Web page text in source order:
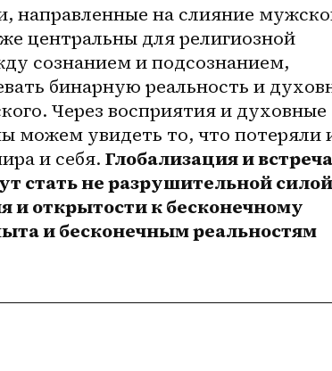
направленные на слияние
центральны для религиозной
сознанием и подсознанием,
бинарную реальность и
Через восприятия и духовные
можем увидеть то, что потеряли
и себя. Глобализация и встреча
стать не разрушительной
и открытости к бесконечному
и бесконечным реальностям